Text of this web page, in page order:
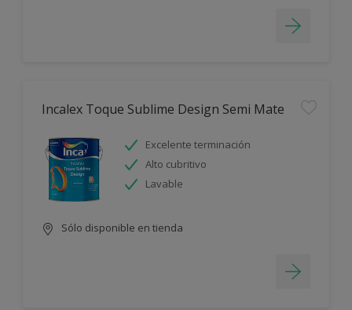
Incalex Toque Sublime Design Semi Mate
Excelente terminación
Alto cubritivo
Lavable
Sólo disponible en tienda